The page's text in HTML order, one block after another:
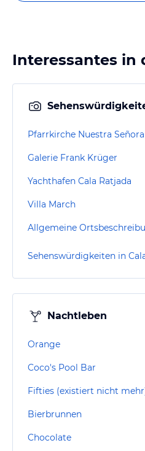
Interessantes in
Pfarrkirche Nuestra
Galerie Frank Krüger
Yachthafen Cala Ratjada
Villa March
Sehenswürdigkeiten in
Nachtleben
Orange
Coco's Pool Bar
Fifties (existiert nicht
Bierbrunnen
Chocolate